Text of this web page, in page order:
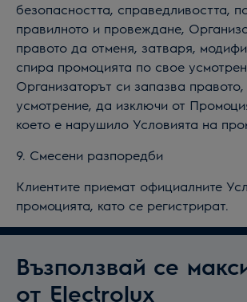
безопасността, справедливостта,
правилното и провеждане,
правото да отменя, затваря,
спира промоцията по свое
Организаторът си запазва
усмотрение, да изключи от
което е нарушило Условията на
9. Смесени разпоредби
Клиентите приемат официалните
промоцията, като се регистрират.
Възползвай се
от Electrolux